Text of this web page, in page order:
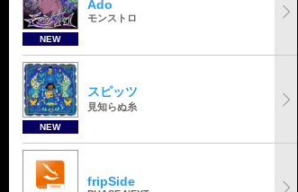
NEW
Ado
モンストロ
NEW
スピッツ
見知らぬ糸
fripSide